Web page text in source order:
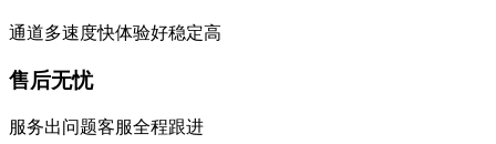
通道多速度快体验好稳定高
售后无忧
服务出问题客服全程跟进